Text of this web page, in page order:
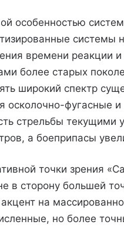
особенностью
системы
времени реакции
более старых
широкий спектр
осколочно-фугасные
стрельбы текущими
а боеприпасы
точки зрения
в сторону большей
на
но более